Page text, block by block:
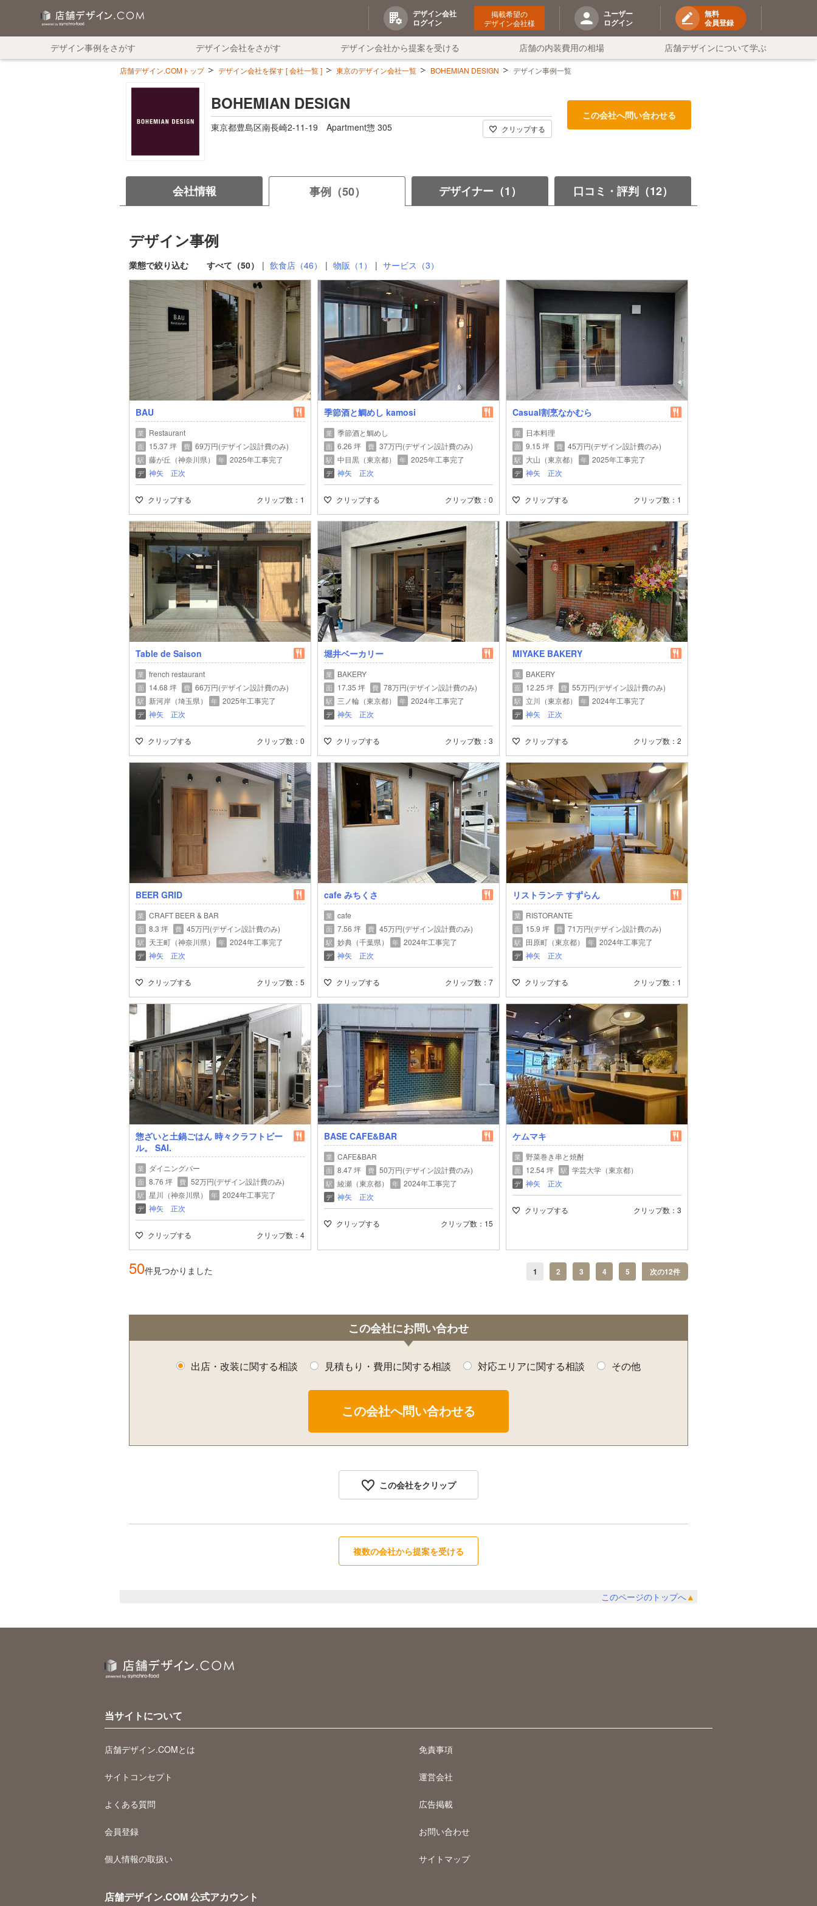
デザイン会社
ログイン
掲載希望の
デザイン会社様
ユーザー
ログイン
無料
会員登録
デザイン事例をさがす デザイン会社をさがす デザイン会社から提案を受ける 店舗の内装費用の相場 店舗デザインについて学ぶ
店舗デザイン.COMトップ デザイン会社を探す [ 会社一覧 ] 東京のデザイン会社一覧 BOHEMIAN DESIGN デザイン事例一覧
BOHEMIAN DESIGN
東京都豊島区南長崎2-11-19 Apartment惣 305 クリップする
この会社へ問い合わせる
会社情報 事例（50） デザイナー（1） 口コミ・評判（12）
デザイン事例
業態で絞り込む すべて（50） 飲食店（46） 物販（1） サービス（3）
BAU
業 Restaurant
面 15.37 坪 費 69万円(デザイン設計費のみ)
駅 藤が丘（神奈川県） 年 2025年工事完了
デ 神矢 正次
クリップする クリップ数 1
季節酒と鯛めし kamosi
業 季節酒と鯛めし
面 6.26 坪 費 37万円(デザイン設計費のみ)
駅 中目黒（東京都） 年 2025年工事完了
デ 神矢 正次
クリップする クリップ数 0
Casual割烹なかむら
業 日本料理
面 9.15 坪 費 45万円(デザイン設計費のみ)
駅 大山（東京都） 年 2025年工事完了
デ 神矢 正次
クリップする クリップ数 1
Table de Saison
業 french restaurant
面 14.68 坪 費 66万円(デザイン設計費のみ)
駅 新河岸（埼玉県） 年 2025年工事完了
デ 神矢 正次
クリップする クリップ数 0
堀井ベーカリー
業 BAKERY
面 17.35 坪 費 78万円(デザイン設計費のみ)
駅 三ノ輪（東京都） 年 2024年工事完了
デ 神矢 正次
クリップする クリップ数 3
MIYAKE BAKERY
業 BAKERY
面 12.25 坪 費 55万円(デザイン設計費のみ)
駅 立川（東京都） 年 2024年工事完了
デ 神矢 正次
クリップする クリップ数 2
BEER GRID
業 CRAFT BEER & BAR
面 8.3 坪 費 45万円(デザイン設計費のみ)
駅 天王町（神奈川県） 年 2024年工事完了
デ 神矢 正次
クリップする クリップ数 5
cafe みちくさ
業 cafe
面 7.56 坪 費 45万円(デザイン設計費のみ)
駅 妙典（千葉県） 年 2024年工事完了
デ 神矢 正次
クリップする クリップ数 7
リストランテ すずらん
業 RISTORANTE
面 15.9 坪 費 71万円(デザイン設計費のみ)
駅 田原町（東京都） 年 2024年工事完了
デ 神矢 正次
クリップする クリップ数 1
惣ざいと土鍋ごはん 時々クラフトビー
ル。 SAI.
業 ダイニングバー
面 8.76 坪 費 52万円(デザイン設計費のみ)
駅 星川（神奈川県） 年 2024年工事完了
デ 神矢 正次
クリップする クリップ数 4
BASE CAFE&BAR
業 CAFE&BAR
面 8.47 坪 費 50万円(デザイン設計費のみ)
駅 綾瀬（東京都） 年 2024年工事完了
デ 神矢 正次
クリップする クリップ数 15
ケムマキ
業 野菜巻き串と焼酎
面 12.54 坪 駅 学芸大学（東京都）
デ 神矢 正次
クリップする クリップ数 3
50件見つかりました 1 2 3 4 5 次の12件
この会社にお問い合わせ
出店・改装に関する相談 見積もり・費用に関する相談 対応エリアに関する相談 その他
この会社をクリップ
複数の会社から提案を受ける
このページのトップへ▲
当サイトについて
店舗デザイン.COMとは
サイトコンセプト
よくある質問
会員登録
個人情報の取扱い
免責事項
運営会社
広告掲載
お問い合わせ
サイトマップ
店舗デザイン.COM 公式アカウント